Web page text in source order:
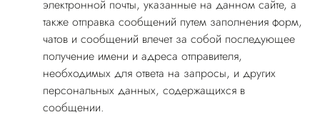
электронной почты, указанные на данном сайте, а
также отправка сообщений путем заполнения форм,
чатов и сообщений влечет за собой последующее
получение имени и адреса отправителя,
необходимых для ответа на запросы, и других
персональных данных, содержащихся в
сообщении.